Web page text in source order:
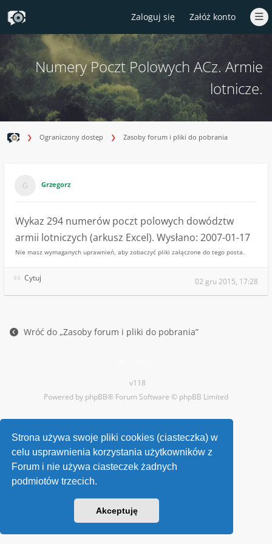
Strona używa swoje pliki cookies (ciasteczka) w
celu usprawnienia korzystania użytkowników z
Forum i nie używa ciasteczek żadnych
podmiotów trzecich.
Akceptuję
Zaloguj się Załóż konto
Numery Poczt Polowych ACz. Armie
lotnicze.
Ograniczony dostęp Zasoby forum i pliki do pobrania
Grzegorz
Wykaz 294 numerów poczt polowych dowództw
armii lotniczych (arkusz Excel). Wysłano: 2007-01-17
Nie masz wymaganych uprawnień, aby zobaczyć pliki załączone do tego posta.
Cytuj 02 gru 2015, 17:28
Wróć do „Zasoby forum i pliki do pobrania”
v118
Powered by phpBB® Forum Software © phpBB Limited